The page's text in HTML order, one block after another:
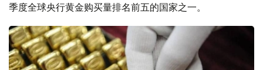
季度全球央行黄金购买量排名前五的国家之一。